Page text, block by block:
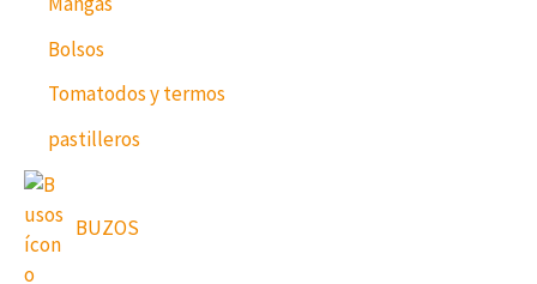
Bolsos
Tomatodos y termos
pastilleros
BUZOS